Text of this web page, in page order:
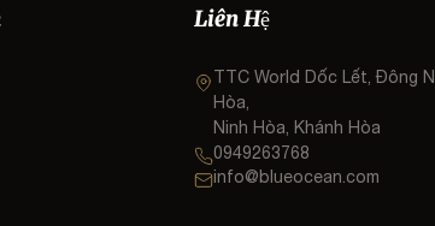
Liên Hệ
TTC World Dốc Lết, Đông
Hòa,
Ninh Hòa, Khánh Hòa
0949263768
info@blueocean.com